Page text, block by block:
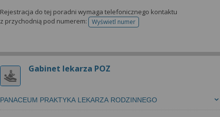
Rejestracja do tej poradni wymaga telefonicznego kontaktu
z przychodnią pod numerem:
Wyświetl numertelefonu do rejestracji
Gabinet lekarza POZ
PANACEUM PRAKTYKA LEKARZA RODZINNEGO